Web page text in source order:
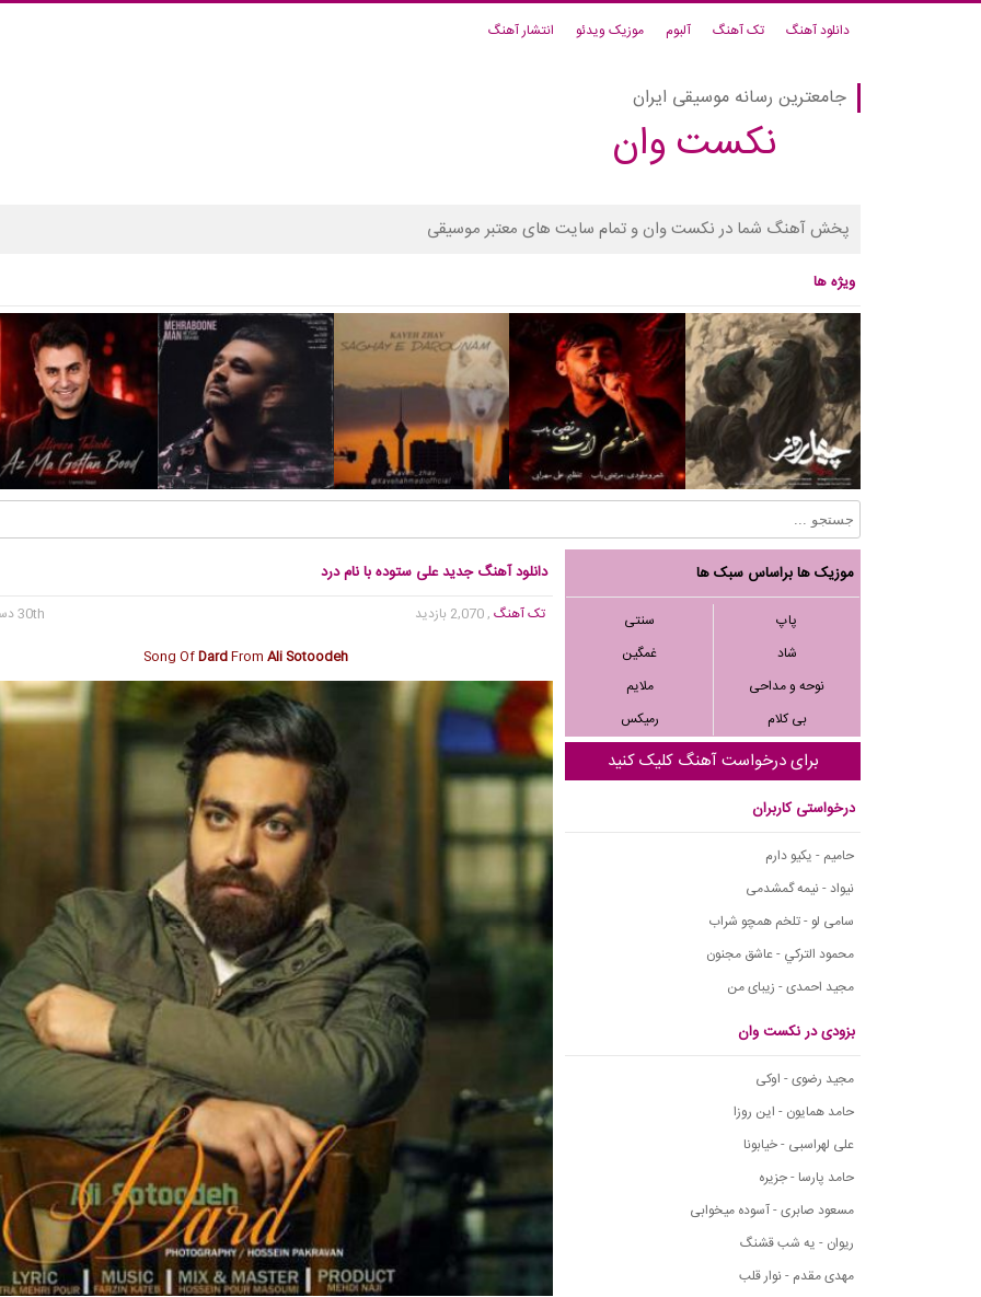
دانلود آهنگ تک آهنگ آلبوم موزیک ویدئو انتشار آهنگ
جامعترین رسانه موسیقی ایران
نکست وان
پخش آهنگ شما در نکست وان و تمام سایت های معتبر موسیقی
ویژه ها
موزیک ها براساس سبک ها
پاپ
سنتی
شاد
غمگین
نوحه و مداحی
ملایم
بی کلام
رمیکس
برای درخواست آهنگ کلیک کنید
درخواستی کاربران
حامیم - یکیو دارم
نیواد - نیمه گمشدمی
سامی لو - تلخم همچو شراب
محمود التركي - عاشق مجنون
مجید احمدی - زیبای من
بزودی در نکست وان
مجید رضوی - اوکی
حامد همایون - این روزا
علی لهراسبی - خیابونا
حامد پارسا - جزیره
مسعود صابری - آسوده میخوابی
ریوان - یه شب قشنگ
مهدی مقدم - نوار قلب
دانلود آهنگ جدید علی ستوده با نام درد
تک آهنگ, 2,070 بازدید
30th دسامبر 2019
Song OfDardFrom Ali Sotoodeh